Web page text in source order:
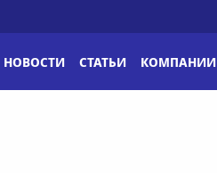
НОВОСТИ СТАТЬИ КОМПАНИИ